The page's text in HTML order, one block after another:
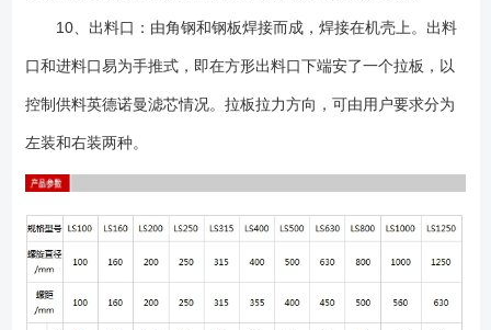
10、出料口：由角钢和钢板焊接而成，焊接在机壳上。出料
口和进料口易为手推式，即在方形出料口下端安了一个拉板，以
控制供料英德诺曼滤芯情况。拉板拉力方向，可由用户要求分为
左装和右装两种。